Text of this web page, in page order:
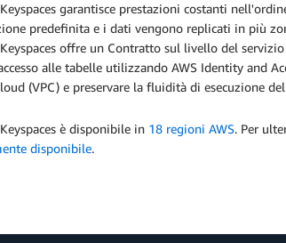
garantisce prestazioni costanti
predefinita e i dati vengono replicati in più
offre un Contratto sul livello del
alle tabelle utilizzando AWS Identity and
(VPC) e preservare la fluidità di esecuzione
è disponibile in 18 regioni AWS. Per
disponibile.